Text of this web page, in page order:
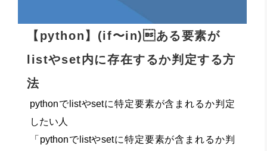
【python】(if〜in)ある要素が
listやset内に存在するか判定する方
法
pythonでlistやsetに特定要素が含まれるか判定
したい人
「pythonでlistやsetに特定要素が含まれるか判